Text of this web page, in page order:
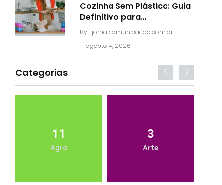
Cozinha Sem Plástico: Guia
Definitivo para…
By jornalcomunicacao.com.br
.
agosto 4, 2026
Categorias
11
Agro
3
Arte